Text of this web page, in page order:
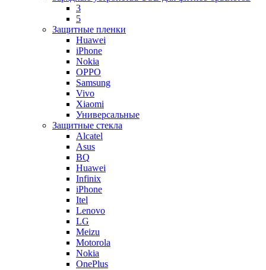
3
5
Защитные пленки
Huawei
iPhone
Nokia
OPPO
Samsung
Vivo
Xiaomi
Универсальные
Защитные стекла
Alcatel
Asus
BQ
Huawei
Infinix
iPhone
Itel
Lenovo
LG
Meizu
Motorola
Nokia
OnePlus